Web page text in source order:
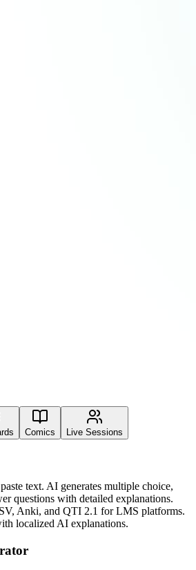
Comics Live Sessions
text. AI generates multiple choice,
questions with detailed explanations.
Anki, and QTI 2.1 for LMS platforms.
localized AI explanations.